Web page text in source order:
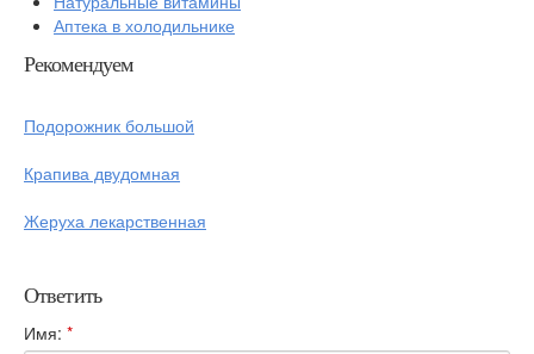
Аптека в холодильнике
Рекомендуем
Подорожник большой
Крапива двудомная
Жеруха лекарственная
Ответить
Имя: *